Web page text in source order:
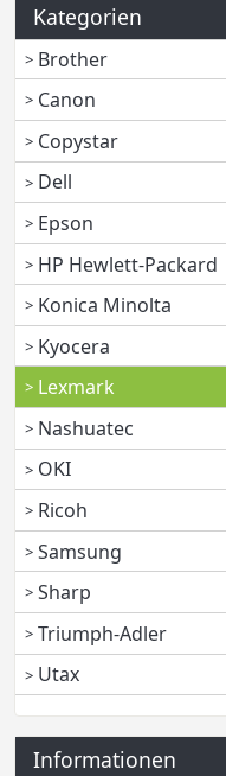
Kategorien
Brother
Canon
Copystar
Dell
Epson
HP Hewlett-Packard
Konica Minolta
Kyocera
Lexmark
Nashuatec
OKI
Ricoh
Samsung
Sharp
Triumph-Adler
Utax
Informationen